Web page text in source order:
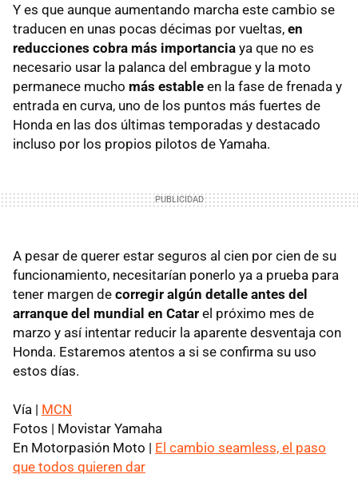
Y es que aunque aumentando marcha este cambio se
traducen en unas pocas décimas por vueltas, en
reducciones cobra más importancia ya que no es
necesario usar la palanca del embrague y la moto
permanece mucho más estable en la fase de frenada y
entrada en curva, uno de los puntos más fuertes de
Honda en las dos últimas temporadas y destacado
incluso por los propios pilotos de Yamaha.
A pesar de querer estar seguros al cien por cien de su
funcionamiento, necesitarían ponerlo ya a prueba para
tener margen de corregir algún detalle antes del
arranque del mundial en Catar el próximo mes de
marzo y así intentar reducir la aparente desventaja con
Honda. Estaremos atentos a si se confirma su uso
estos días.
Vía | MCN
Fotos | Movistar Yamaha
En Motorpasión Moto | El cambio seamless, el paso
que todos quieren dar